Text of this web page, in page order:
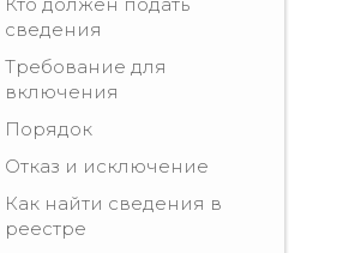
сведения
Требование для
включения
Порядок
Отказ и исключение
Как найти сведения в
реестре